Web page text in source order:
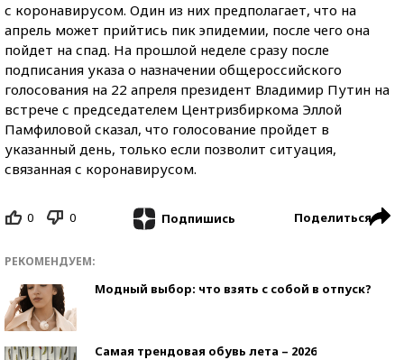
с коронавирусом. Один из них предполагает, что на
апрель может прийтись пик эпидемии, после чего она
пойдет на спад. На прошлой неделе сразу после
подписания указа о назначении общероссийского
голосования на 22 апреля президент Владимир Путин на
встрече с председателем Центризбиркома Эллой
Памфиловой сказал, что голосование пройдет в
указанный день, только если позволит ситуация,
связанная с коронавирусом.
0 0 Подпишись Поделиться
РЕКОМЕНДУЕМ:
Модный выбор: что взять с собой в отпуск?
Самая трендовая обувь лета – 2026